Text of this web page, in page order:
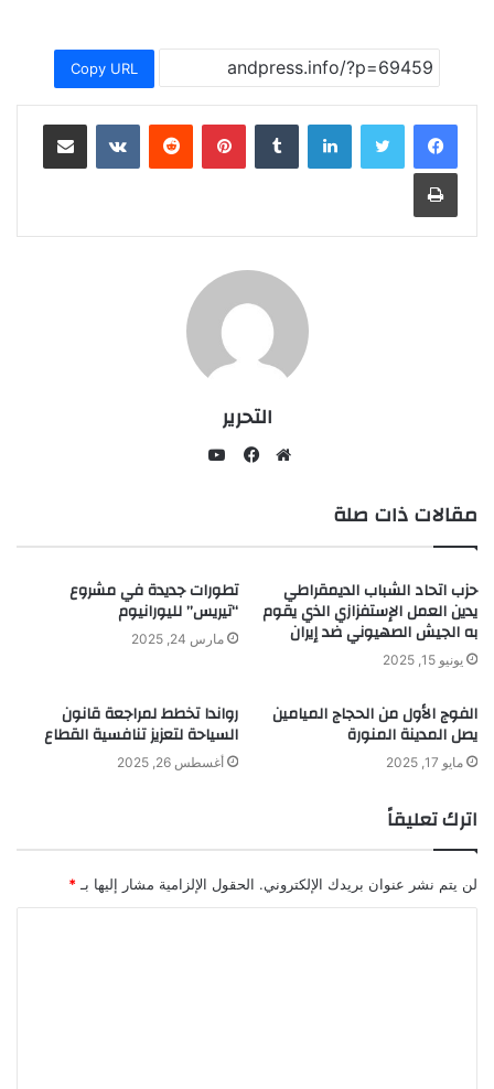
Copy URL
لينكدإن بينتيريست مشاركة عبر البريد
طباعة
التحرير
مقالات ذات صلة
حزب اتحاد الشباب الديمقراطي
يدين العمل الإستفزازي الذي يقوم
به الجيش الصهيوني ضد إيران
يونيو 15, 2025
تطورات جديدة في مشروع
“تيريس” لليورانيوم
مارس 24, 2025
الفوج الأول من الحجاج الميامين
يصل المدينة المنورة
مايو 17, 2025
رواندا تخطط لمراجعة قانون
السياحة لتعزيز تنافسية القطاع
أغسطس 26, 2025
اترك تعليقاً
لن يتم نشر عنوان بريدك الإلكتروني. الحقول الإلزامية مشار إليها بـ *